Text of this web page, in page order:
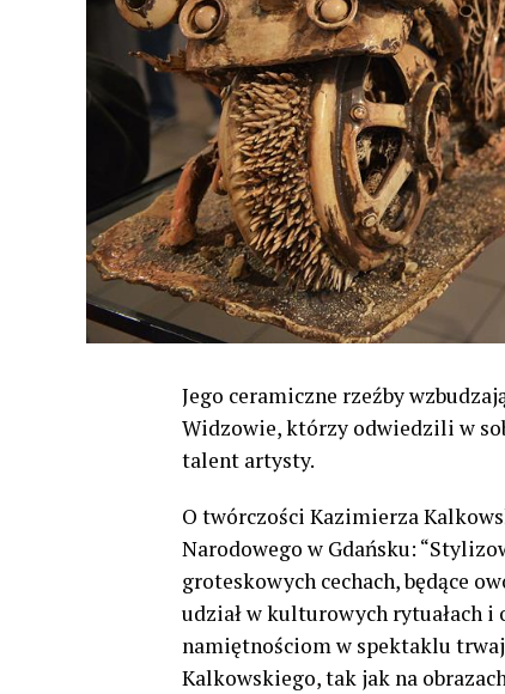
Jego ceramiczne rzeźby
Widzowie, którzy odwiedzili w
talent artysty.
O twórczości Kazimierza
Narodowego w Gdańsku:
groteskowych cechach, będące
udział w kulturowych rytuałach i
namiętnościom w spektaklu
Kalkowskiego, tak jak na